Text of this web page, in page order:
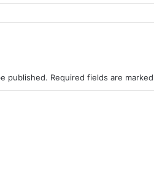
published. Required fields are marked